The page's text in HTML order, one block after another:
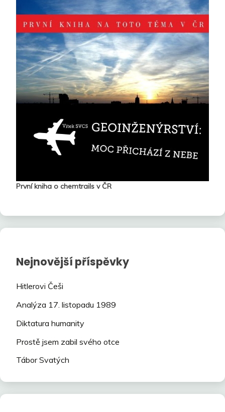
První kniha o chemtrails v ČR
Nejnovější příspěvky
Hitlerovi Češi
Analýza 17. listopadu 1989
Diktatura humanity
Prostě jsem zabil svého otce
Tábor Svatých